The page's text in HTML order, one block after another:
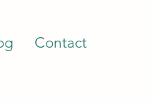
Contact